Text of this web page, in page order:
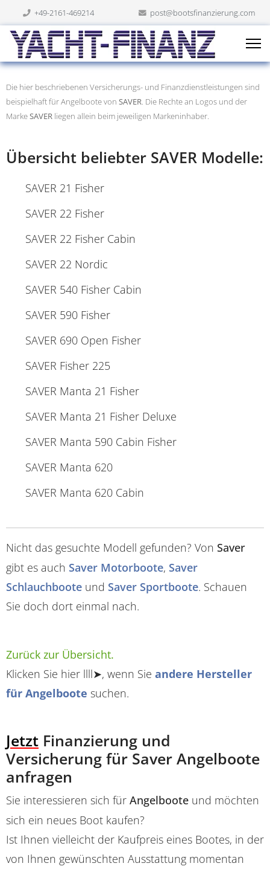
+49-2161-469214 post@bootsfinanzierung.com
Die hier beschriebenen Versicherungs- und Finanzdienstleistungen sind
beispielhaft für Angelboote von SAVER. Die Rechte an Logos und der
MarkeSAVER liegen allein beim jeweiligen Markeninhaber.
Übersicht beliebter SAVER Modelle:
SAVER 21 Fisher
SAVER 22 Fisher
SAVER 22 Fisher Cabin
SAVER 22 Nordic
SAVER 540 Fisher Cabin
SAVER 590 Fisher
SAVER 690 Open Fisher
SAVER Fisher 225
SAVER Manta 21 Fisher
SAVER Manta 21 Fisher Deluxe
SAVER Manta 590 Cabin Fisher
SAVER Manta 620
SAVER Manta 620 Cabin
Nicht das gesuchte Modell gefunden? Von Saver
gibt es auch Saver Motorboote, Saver
Schlauchboote und Saver Sportboote. Schauen
Sie doch dort einmal nach.
Zurück zur Übersicht.
Klicken Sie hier llll➤, wenn Sie andere Hersteller
für Angelboote suchen.
Jetzt Finanzierung und
Versicherung für Saver Angelboote
anfragen
Sie interessieren sich für Angelboote und möchten
sich ein neues Boot kaufen?
Ist Ihnen vielleicht der Kaufpreis eines Bootes, in der
von Ihnen gewünschten Ausstattung momentan